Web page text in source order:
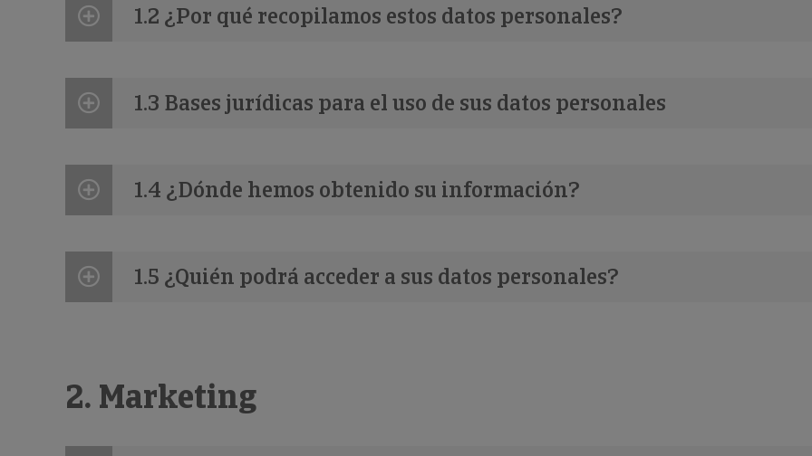
1.2 ¿Por qué recopilamos estos datos personales?
1.3 Bases jurídicas para el uso de sus datos personales
1.4 ¿Dónde hemos obtenido su información?
1.5 ¿Quién podrá acceder a sus datos personales?
2. Marketing